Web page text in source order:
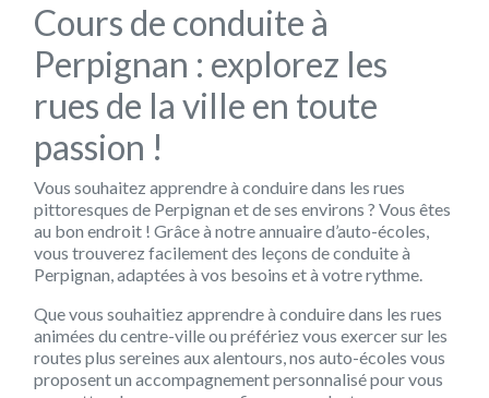
Cours de conduite à
Perpignan : explorez les
rues de la ville en toute
passion !
Vous souhaitez apprendre à conduire dans les rues
pittoresques de Perpignan et de ses environs ? Vous êtes
au bon endroit ! Grâce à notre annuaire d’auto-écoles,
vous trouverez facilement des leçons de conduite à
Perpignan, adaptées à vos besoins et à votre rythme.
Que vous souhaitiez apprendre à conduire dans les rues
animées du centre-ville ou préfériez vous exercer sur les
routes plus sereines aux alentours, nos auto-écoles vous
proposent un accompagnement personnalisé pour vous